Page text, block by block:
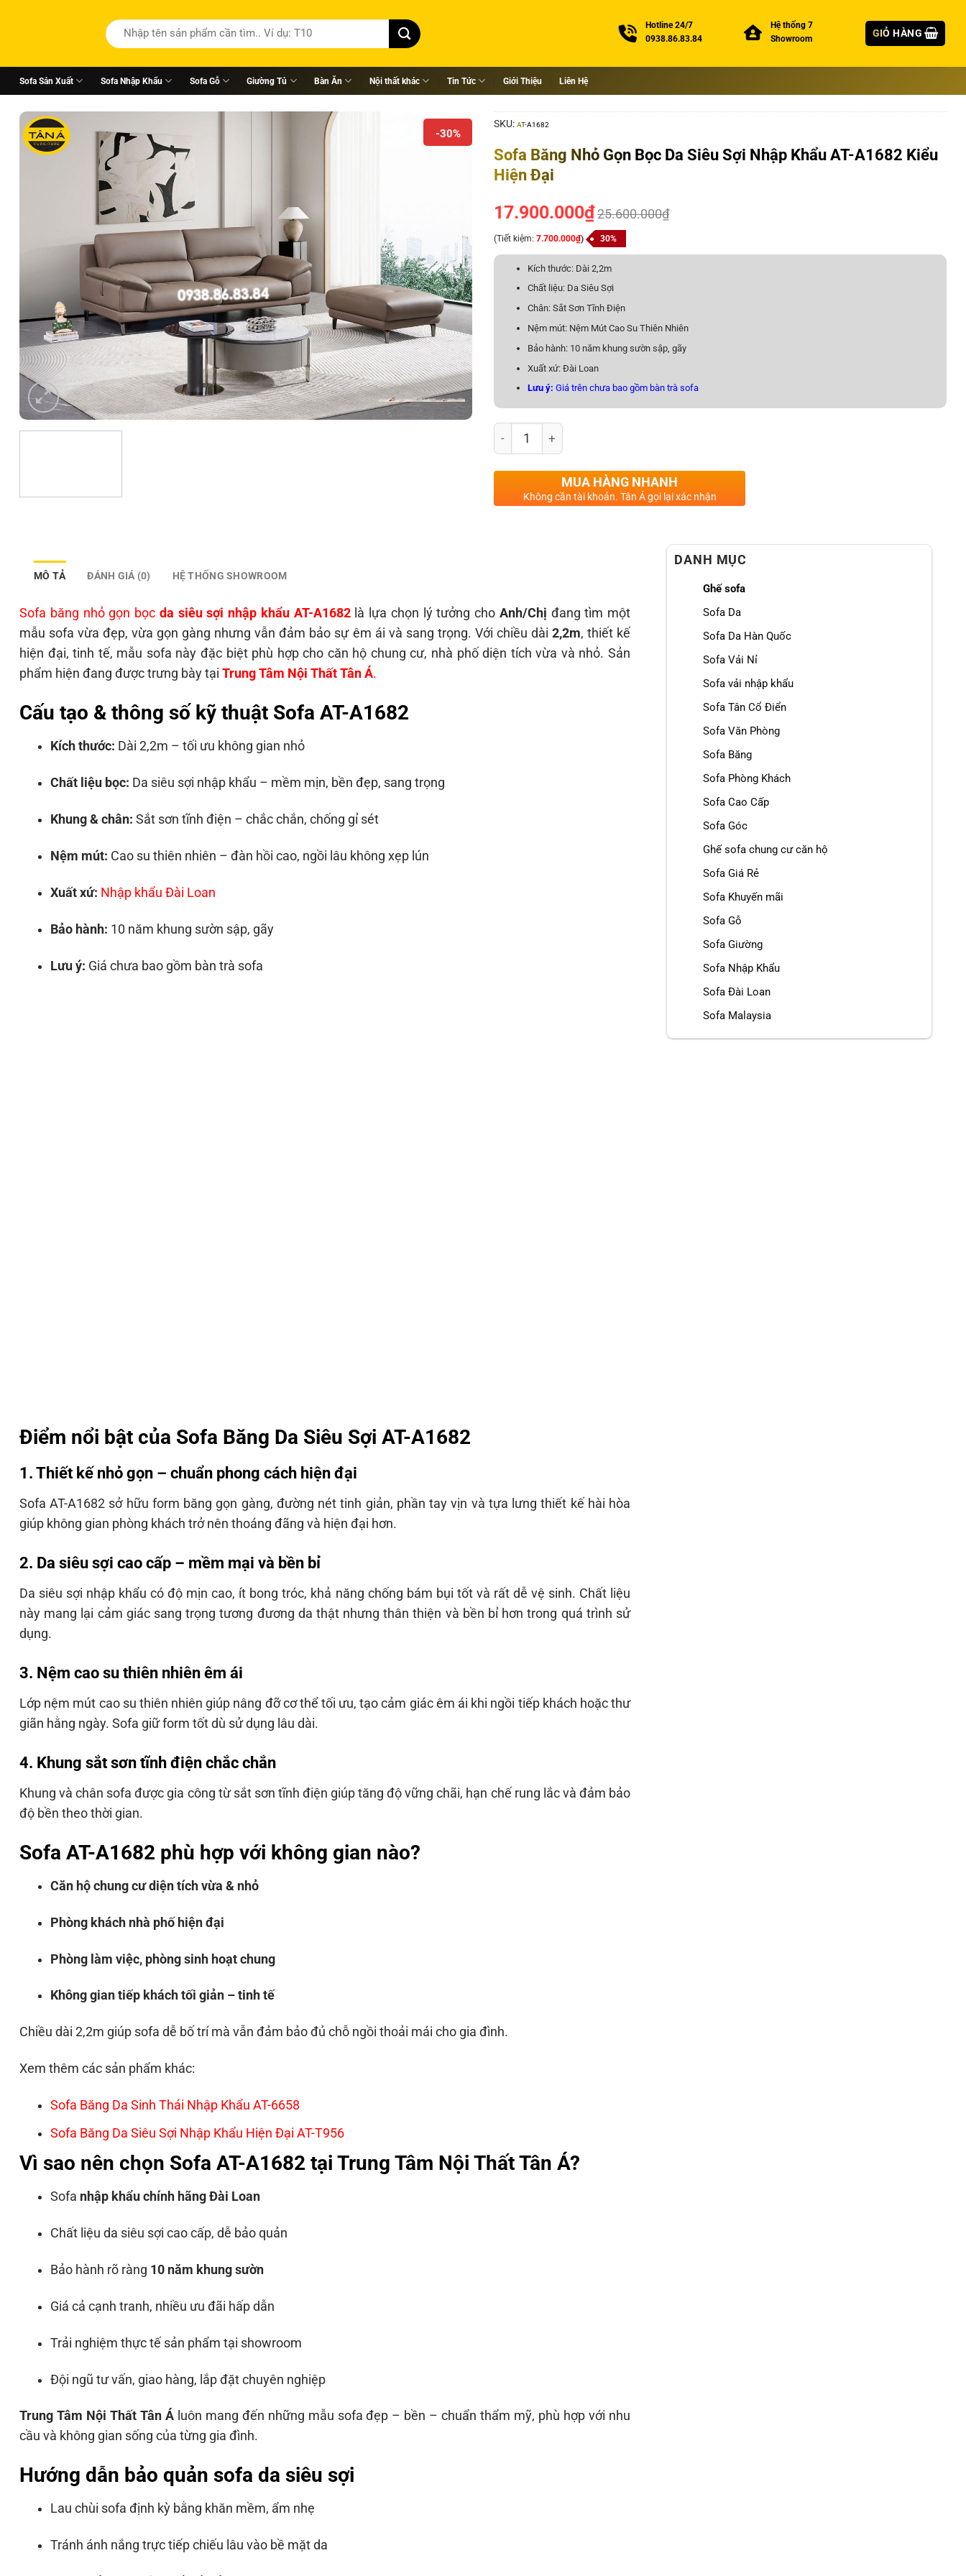
Tìm
kiếm:
Hotline 24/7
0938.86.83.84
Hệ thống 7
Showroom
GIỎ HÀNG
Sofa Sản Xuất Sofa Nhập Khẩu Sofa Gỗ Giường Tủ Bàn Ăn Nội thất khác Tin Tức Giới Thiệu Liên Hệ
-30%
SKU: AT-A1682
Sofa Băng Nhỏ Gọn Bọc Da Siêu Sợi Nhập Khẩu AT-A1682 Kiểu
Hiện Đại
17.900.000₫25.600.000₫
(Tiết kiệm: 7.700.000₫) 30%
Kích thước: Dài 2,2m
Chất liệu: Da Siêu Sợi
Chân: Sắt Sơn Tĩnh Điện
Nệm mút: Nệm Mút Cao Su Thiên Nhiên
Bảo hành: 10 năm khung sườn sập, gãy
Xuất xứ: Đài Loan
Lưu ý: Giá trên chưa bao gồm bàn trà sofa
Sofa Băng Nhỏ Gọn Bọc Da Siêu Sợi Nhập Khẩu AT-A1682 Kiểu Hiện Đại số lượng
MUA HÀNG NHANH
Không cần tài khoản. Tân Á gọi lại xác nhận
MÔ TẢ ĐÁNH GIÁ (0) HỆ THỐNG SHOWROOM
Sofa băng nhỏ gọn bọc da siêu sợi nhập khẩu AT-A1682là lựa chọn lý tưởng cho Anh/Chị đang tìm một
mẫu sofa vừa đẹp, vừa gọn gàng nhưng vẫn đảm bảo sự êm ái và sang trọng. Với chiều dài 2,2m, thiết kế
hiện đại, tinh tế, mẫu sofa này đặc biệt phù hợp cho căn hộ chung cư, nhà phố diện tích vừa và nhỏ. Sản
phẩm hiện đang được trưng bày tại Trung Tâm Nội Thất Tân Á.
Cấu tạo & thông số kỹ thuật Sofa AT-A1682
Kích thước: Dài 2,2m – tối ưu không gian nhỏ
Chất liệu bọc: Da siêu sợi nhập khẩu – mềm mịn, bền đẹp, sang trọng
Khung & chân: Sắt sơn tĩnh điện – chắc chắn, chống gỉ sét
Nệm mút: Cao su thiên nhiên – đàn hồi cao, ngồi lâu không xẹp lún
Xuất xứ: Nhập khẩu Đài Loan
Bảo hành: 10 năm khung sườn sập, gãy
Lưu ý: Giá chưa bao gồm bàn trà sofa
Điểm nổi bật của Sofa Băng Da Siêu Sợi AT-A1682
1. Thiết kế nhỏ gọn – chuẩn phong cách hiện đại
Sofa AT-A1682 sở hữu form băng gọn gàng, đường nét tinh giản, phần tay vịn và tựa lưng thiết kế hài hòa
giúp không gian phòng khách trở nên thoáng đãng và hiện đại hơn.
2. Da siêu sợi cao cấp – mềm mại và bền bỉ
Da siêu sợi nhập khẩu có độ mịn cao, ít bong tróc, khả năng chống bám bụi tốt và rất dễ vệ sinh. Chất liệu
này mang lại cảm giác sang trọng tương đương da thật nhưng thân thiện và bền bỉ hơn trong quá trình sử
dụng.
3. Nệm cao su thiên nhiên êm ái
Lớp nệm mút cao su thiên nhiên giúp nâng đỡ cơ thể tối ưu, tạo cảm giác êm ái khi ngồi tiếp khách hoặc thư
giãn hằng ngày. Sofa giữ form tốt dù sử dụng lâu dài.
4. Khung sắt sơn tĩnh điện chắc chắn
Khung và chân sofa được gia công từ sắt sơn tĩnh điện giúp tăng độ vững chãi, hạn chế rung lắc và đảm bảo
độ bền theo thời gian.
Sofa AT-A1682 phù hợp với không gian nào?
Căn hộ chung cư diện tích vừa & nhỏ
Phòng khách nhà phố hiện đại
Phòng làm việc, phòng sinh hoạt chung
Không gian tiếp khách tối giản – tinh tế
Chiều dài 2,2m giúp sofa dễ bố trí mà vẫn đảm bảo đủ chỗ ngồi thoải mái cho gia đình.
Xem thêm các sản phẩm khác:
Sofa Băng Da Sinh Thái Nhập Khẩu AT-6658
Sofa Băng Da Siêu Sợi Nhập Khẩu Hiện Đại AT-T956
Vì sao nên chọn Sofa AT-A1682 tại Trung Tâm Nội Thất Tân Á?
Sofa nhập khẩu chính hãng Đài Loan
Chất liệu da siêu sợi cao cấp, dễ bảo quản
Bảo hành rõ ràng 10 năm khung sườn
Giá cả cạnh tranh, nhiều ưu đãi hấp dẫn
Trải nghiệm thực tế sản phẩm tại showroom
Đội ngũ tư vấn, giao hàng, lắp đặt chuyên nghiệp
Trung Tâm Nội Thất Tân Áluôn mang đến những mẫu sofa đẹp – bền – chuẩn thẩm mỹ, phù hợp với nhu
cầu và không gian sống của từng gia đình.
Hướng dẫn bảo quản sofa da siêu sợi
Lau chùi sofa định kỳ bằng khăn mềm, ẩm nhẹ
Tránh ánh nắng trực tiếp chiếu lâu vào bề mặt da
DANH MỤC
Ghế sofa
Sofa Da
Sofa Da Hàn Quốc
Sofa Vải Nỉ
Sofa vải nhập khẩu
Sofa Tân Cổ Điển
Sofa Văn Phòng
Sofa Băng
Sofa Phòng Khách
Sofa Cao Cấp
Sofa Góc
Ghế sofa chung cư căn hộ
Sofa Giá Rẻ
Sofa Khuyến mãi
Sofa Gỗ
Sofa Giường
Sofa Nhập Khẩu
Sofa Đài Loan
Sofa Malaysia